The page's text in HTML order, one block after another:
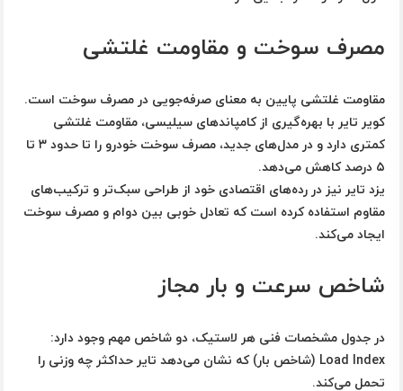
مصرف سوخت و مقاومت غلتشی
مقاومت غلتشی پایین به معنای صرفه‌جویی در مصرف سوخت است.
کویر تایر با بهره‌گیری از کامپاندهای سیلیسی، مقاومت غلتشی
کمتری دارد و در مدل‌های جدید، مصرف سوخت خودرو را تا حدود ۳ تا
۵ درصد کاهش می‌دهد.
یزد تایر نیز در رده‌های اقتصادی خود از طراحی سبک‌تر و ترکیب‌های
مقاوم استفاده کرده است که تعادل خوبی بین دوام و مصرف سوخت
ایجاد می‌کند.
شاخص سرعت و بار مجاز
در جدول مشخصات فنی هر لاستیک، دو شاخص مهم وجود دارد:
Load Index (شاخص بار)
که نشان می‌دهد تایر حداکثر چه وزنی را
تحمل می‌کند.